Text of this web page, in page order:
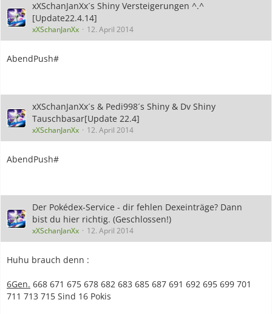
xXSchanJanXx´s Shiny Versteigerungen ^.^
[Update22.4.14]
xXSchanJanXx 12. April 2014
AbendPush#
xXSchanJanXx´s & Pedi998´s Shiny & Dv Shiny
Tauschbasar[Update 22.4]
xXSchanJanXx 12. April 2014
AbendPush#
Der Pokédex-Service - dir fehlen Dexeinträge? Dann
bist du hier richtig. (Geschlossen!)
xXSchanJanXx 12. April 2014
Huhu brauch denn :
6Gen. 668 671 675 678 682 683 685 687 691 692 695 699 701
711 713 715 Sind 16 Pokis